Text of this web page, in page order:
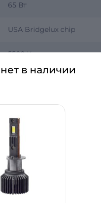
65 Вт
USA Bridgelux chip
5500 К
12 В
Выносной
Активное
Линзированная
в наличии